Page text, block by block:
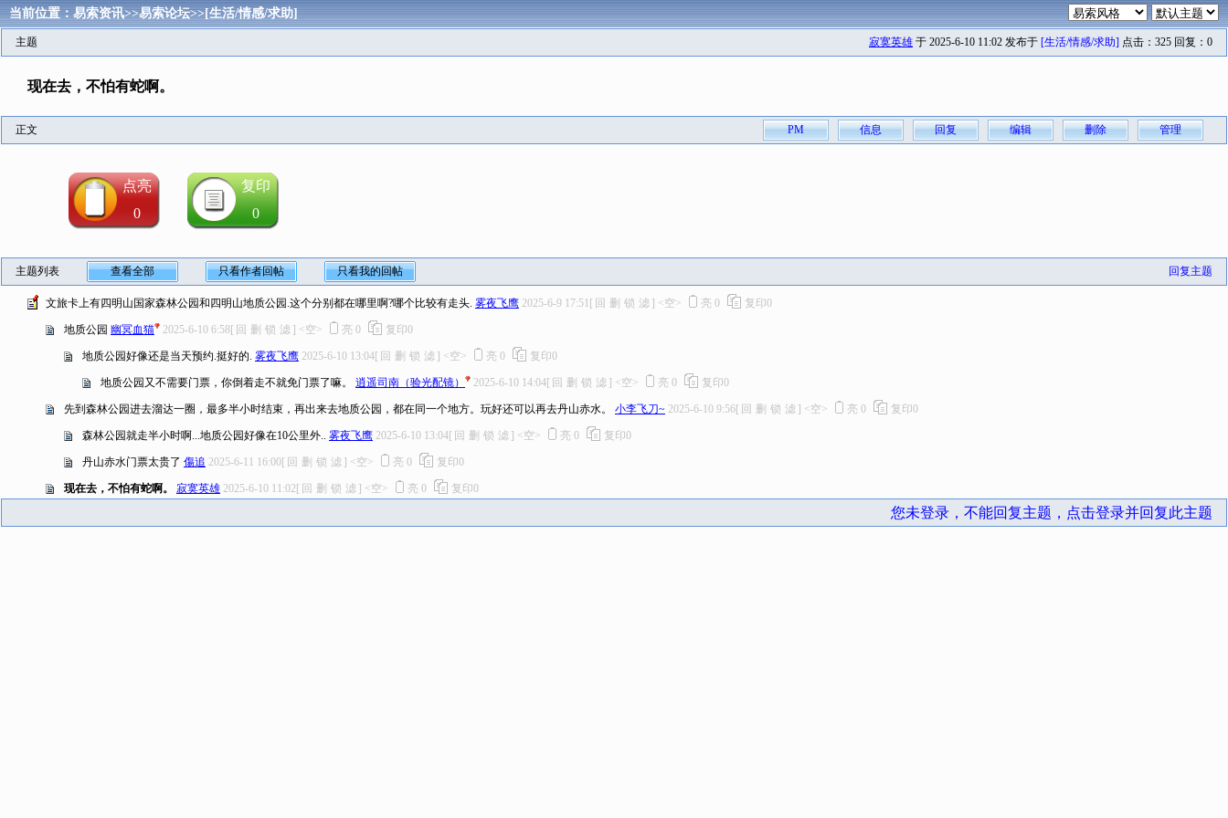
当前位置：易索资讯>>易索论坛>>[生活/情感/求助]
主题 寂寞英雄 于 2025-6-10 11:02 发布于 [生活/情感/求助] 点击：325 回复：0
现在去，不怕有蛇啊。
正文 PM 信息 回复 编辑 删除 管理
点亮
0
复印
0
主题列表 查看全部 只看作者回帖 只看我的回帖 回复主题
文旅卡上有四明山国家森林公园和四明山地质公园.这个分别都在哪里啊?哪个比较有走头. 雾夜飞鹰 2025-6-9 17:51 [ 回 删 锁 滤 ] <空> 亮 0 复印0
地质公园 幽冥血猫 2025-6-10 6:58[ 回 删 锁 滤 ] <空> 亮 0 复印0
地质公园好像还是当天预约.挺好的. 雾夜飞鹰 2025-6-10 13:04[ 回 删 锁 滤 ] <空> 亮 0 复印0
地质公园又不需要门票，你倒着走不就免门票了嘛。 逍遥司南（验光配镜） 2025-6-10 14:04[ 回 删 锁 滤 ] <空> 亮 0 复印0
先到森林公园进去溜达一圈，最多半小时结束，再出来去地质公园，都在同一个地方。玩好还可以再去丹山赤水。 小李飞刀~ 2025-6-10 9:56[ 回 删 锁 滤 ] <空> 亮 0 复印0
森林公园就走半小时啊...地质公园好像在10公里外.. 雾夜飞鹰 2025-6-10 13:04[ 回 删 锁 滤 ] <空> 亮 0 复印0
丹山赤水门票太贵了 傷追 2025-6-11 16:00[ 回 删 锁 滤 ] <空> 亮 0 复印0
现在去，不怕有蛇啊。 寂寞英雄 2025-6-10 11:02 [ 回 删 锁 滤 ] <空> 亮 0 复印0
您未登录，不能回复主题，点击登录并回复此主题